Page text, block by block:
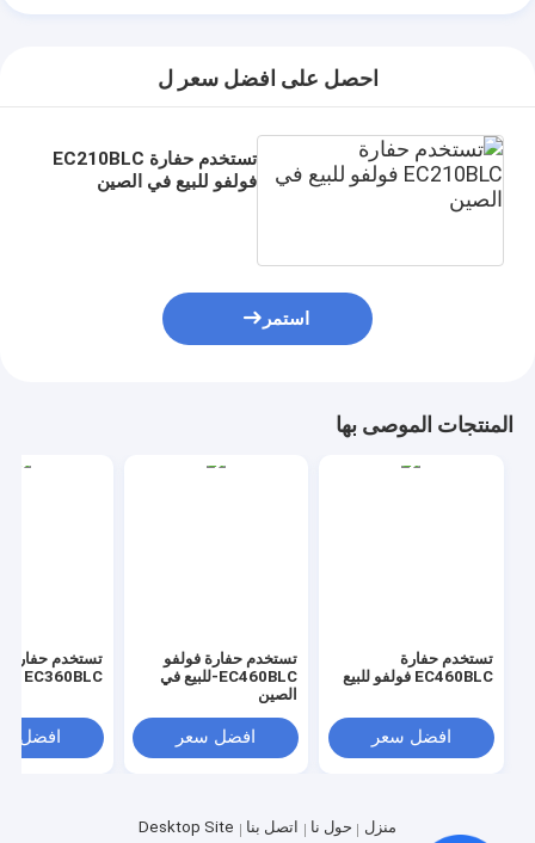
احصل على افضل سعر ل
تستخدم حفارة EC210BLC
فولفو للبيع في الصين
استمر
المنتجات الموصى بها
تستخدم حفارة
EC460BLC فولفو للبيع
افضل سعر
تستخدم حفارة فولفو
EC460BLC-للبيع في
الصين
افضل سعر
تستخدم حفارة
EC360BLC فولفو للبيع
افضل
منزل حول نا اتصل بنا
Desktop Site